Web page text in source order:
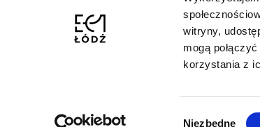
witryny,
mogą
korzystania z
Niezbędne